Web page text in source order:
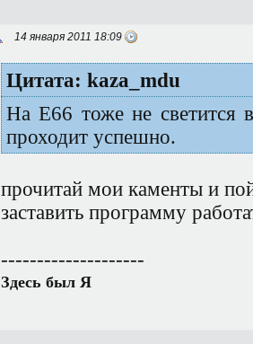
14 января 2011 18:09
Цитата: kaza_mdu
На Е66 тоже не светится в
проходит успешно.
прочитай мои каменты и
заставить программу
--------------------
Здесь был Я